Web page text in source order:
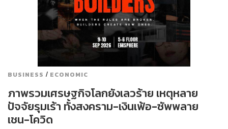
BUSINESS / ECONOMIC
ภาพรวมเศรษฐกิจโลกยังเลวร้าย เหตุหลาย
ปัจจัยรุมเร้า ทั้งสงคราม-เงินเฟ้อ-ซัพพลาย
เชน-โควิด